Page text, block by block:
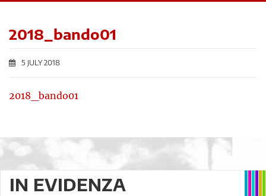
2018_bando01
5 JULY 2018
2018_bando01
IN EVIDENZA